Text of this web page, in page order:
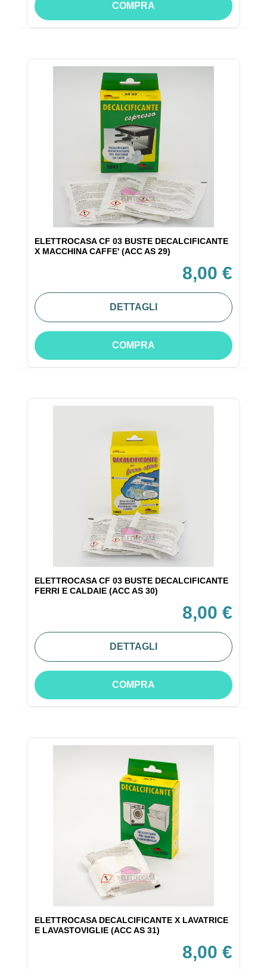
COMPRA
ELETTROCASA CF 03 BUSTE DECALCIFICANTE
X MACCHINA CAFFE' (ACC AS 29)
8,00 €
DETTAGLI
COMPRA
ELETTROCASA CF 03 BUSTE DECALCIFICANTE
FERRI E CALDAIE (ACC AS 30)
8,00 €
DETTAGLI
COMPRA
ELETTROCASA DECALCIFICANTE X LAVATRICE
E LAVASTOVIGLIE (ACC AS 31)
8,00 €